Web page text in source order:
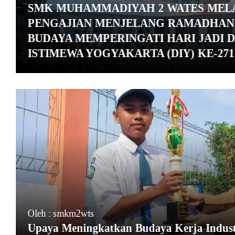
SMK MUHAMMADIYAH 2 WATES
PENGAJIAN MENJELANG
BUDAYA MEMPERINGATI HARI JADI
ISTIMEWA YOGYAKARTA (DIY) KE-271
Oleh : smkm2wts
Upaya Meningkatkan Budaya Kerja